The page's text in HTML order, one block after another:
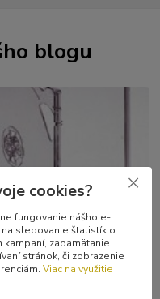
blogu
boxy
nik nechce mať svoju
obale. Chápem
cookies?
fungovanie nášho e-
sledovanie štatistík o
zapamätanie
stránok, či zobrazenie
Viac na využitie